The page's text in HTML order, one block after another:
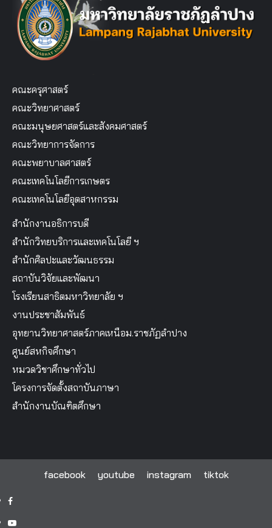
คณะครุศาสตร์
คณะวิทยาศาสตร์
คณะมนุษยศาสตร์และสังคมศาสตร์
คณะวิทยาการจัดการ
คณะพยาบาลศาสตร์
คณะเทคโนโลยีการเกษตร
คณะเทคโนโลยีอุตสาหกรรม
สำนักงานอธิการบดี
สำนักวิทยบริการและเทคโนโลยี ฯ
สำนักศิลปะและวัฒนธรรม
สถาบันวิจัยและพัฒนา
โรงเรียนสาธิตมหาวิทยาลัย ฯ
งานประชาสัมพันธ์
อุทยานวิทยาศาสตร์ภาคเหนือม.ราชภัฏลำปาง
ศูนย์สหกิจศึกษา
หมวดวิชาศึกษาทั่วไป
โครงการจัดตั้งสถาบันภาษา
สำนักงานบัณฑิตศึกษา
facebook youtube instagram tiktok
facebook
youtube